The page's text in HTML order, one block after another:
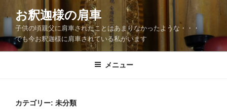
ン
ン
ツ
お釈迦様の肩車
子供の頃親父に肩車されたことはあまりなかったような・・・
でも今お釈迦様に肩車されている私がいます
メニュー
カテゴリー: 未分類